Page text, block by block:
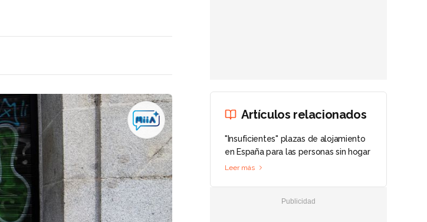
Artículos relacionados
"Insuficientes" plazas de alojamiento
en España para las personas sin hogar
Leer más